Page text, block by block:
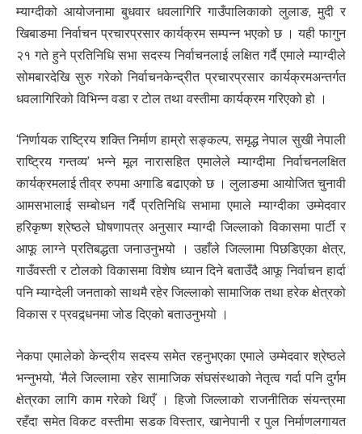
म्याग्दीको आयोजनामा बुधवार धवलागिरि गाउँपालिकाको लुलाङ, मुदी र
खिबाङमा निर्वाचन प्रचारप्रसार कार्यक्रम सम्पन्न भएको छ । यही फागुन
२१ गते हुने प्रतिनिधि सभा सदस्य निर्वाचनलाई लक्षित गर्दै एमाले म्याग्दीले
सोमबारदेखि सुरु गरेको निर्वाचनकेन्द्रीत प्रचारप्रसार कार्यक्रमअन्तर्गत
धवलागिरिको विभिन्न वडा र टोल तथा वस्तीमा कार्यक्रम गरिएको हो ।
‘निर्णायक राष्ट्रिय शक्ति निर्माण हाम्रो सङ्कल्प, समृद्ध नेपाल सुखी नेपाली
राष्ट्रिय गन्तव्य’ भन्ने मूल नारासहित एमालेले म्याग्दीमा निर्वाचनलक्षित
कार्यक्रमलाई तीव्र रुपमा अगाडि बढाएको छ । लुलाङमा आयोजित चुनावी
आमसभालाई सम्बोधन गर्दै प्रतिनिधि सभामा एमाले म्याग्दीका उम्मेदवार
हरिकृष्ण श्रेष्ठले घोषणापत्र अनुसार म्याग्दी जिल्लाको विकासमा पार्टी र
आफू लाग्ने प्रतिबद्धता जनाउनुभयो । उहाँले जिल्लामा पिछडिएका क्षेत्र,
गाउँवस्ती र टोलको विकासमा विशेष ध्यान दिने बताउँदै आफू निर्वाचन हार्दा
पनि म्याग्देली जनताको साथमै रहेर जिल्लाको सामाजिक तथा हरेक क्षेत्रको
विकास र प्रवद्र्धनमा जोड दिएको बताउनुभयो ।
नेकपा एमालेको केन्द्रीय सदस्य समेत रहनुभएका एमाले उम्मेदवार श्रेष्ठले
भन्नुभयो, ‘मैले जिल्लामा रहेर सामाजिक संघसंस्थाको नेतृत्व गर्दा पनि दुर्गम
क्षेत्रका लागि काम गरेको थिएँ । हिजो जिल्लाको राजनीतिक संयन्त्रमा
रहँदा समेत विकट वस्तीमा सडक विस्तार, खानेपानी र पुल निर्माणलगायत